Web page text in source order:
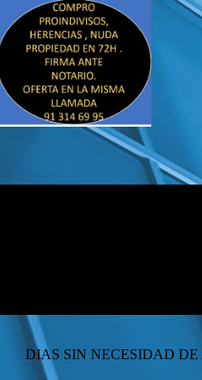
COMPRO SU
DIAS SIN NECESIDAD DE